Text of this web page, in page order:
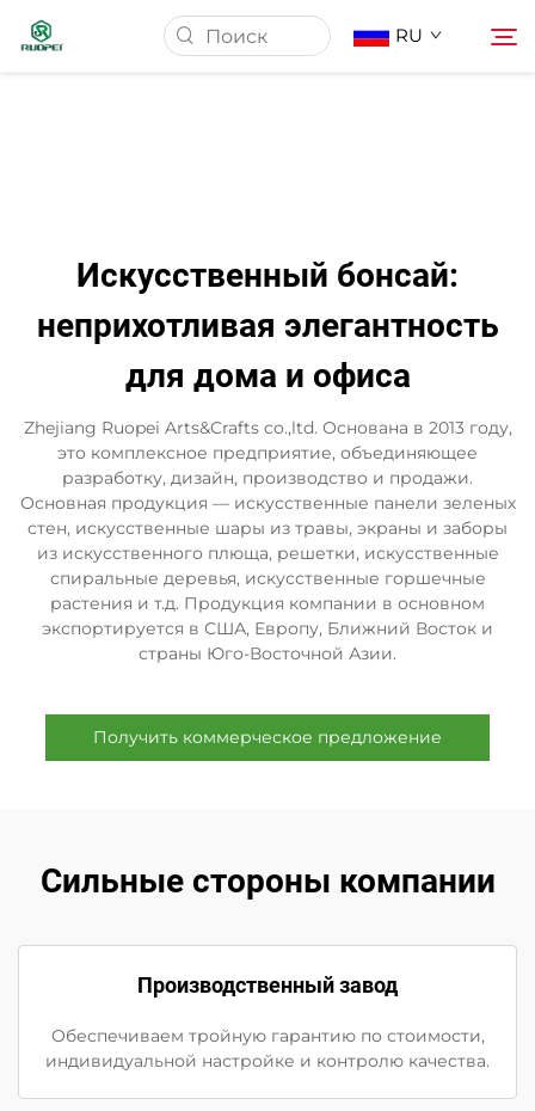
RU
Скачать
Контакт
Искусственный бонсай:
неприхотливая элегантность
для дома и офиса
Zhejiang Ruopei Arts&Crafts co.,ltd. Основана в 2013 году,
это комплексное предприятие, объединяющее
разработку, дизайн, производство и продажи.
Основная продукция — искусственные панели зеленых
стен, искусственные шары из травы, экраны и заборы
из искусственного плюща, решетки, искусственные
спиральные деревья, искусственные горшечные
растения и т.д. Продукция компании в основном
экспортируется в США, Европу, Ближний Восток и
страны Юго-Восточной Азии.
Получить коммерческое предложение
Сильные стороны компании
Производственный завод
Обеспечиваем тройную гарантию по стоимости,
индивидуальной настройке и контролю качества.